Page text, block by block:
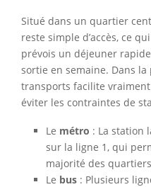
Situé dans un quartier
reste simple d’accès, ce
prévois un déjeuner
sortie en semaine. Dans
transports facilite
éviter les contraintes de
Le métro : La station
sur la ligne 1, qui
majorité des
Le bus : Plusieurs